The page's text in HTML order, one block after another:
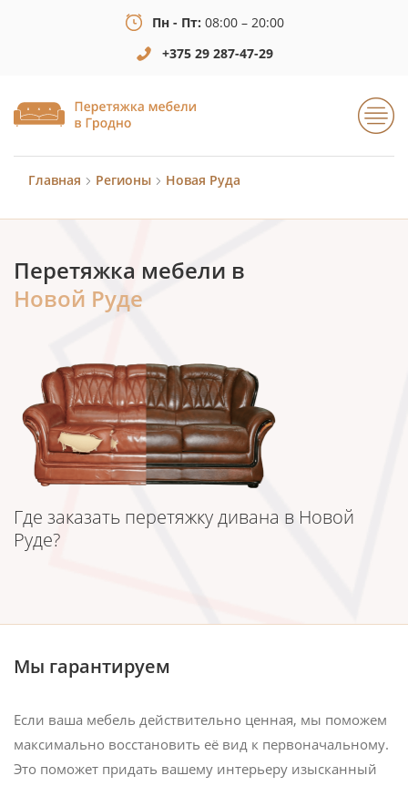
Пн - Пт: 08:00 – 20:00
+375 29 287-47-29
Главная Регионы Новая Руда
Перетяжка мебели в
Новой Руде
Где заказать перетяжку дивана в Новой
Руде?
Мы гарантируем
Если ваша мебель действительно ценная, мы поможем
максимально восстановить её вид к первоначальному.
Это поможет придать вашему интерьеру изысканный